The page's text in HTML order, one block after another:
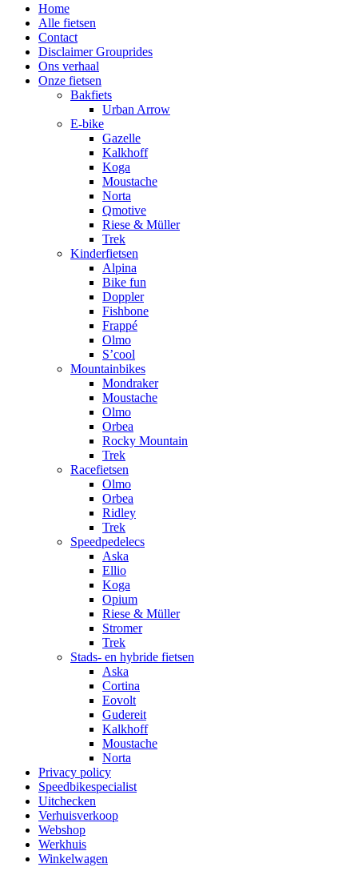
Home
Alle fietsen
Contact
Disclaimer Grouprides
Ons verhaal
Onze fietsen
Bakfiets
Urban Arrow
E-bike
Gazelle
Kalkhoff
Koga
Moustache
Norta
Qmotive
Riese & Müller
Trek
Kinderfietsen
Alpina
Bike fun
Doppler
Fishbone
Frappé
Olmo
S’cool
Mountainbikes
Mondraker
Moustache
Olmo
Orbea
Rocky Mountain
Trek
Racefietsen
Olmo
Orbea
Ridley
Trek
Speedpedelecs
Aska
Ellio
Koga
Opium
Riese & Müller
Stromer
Trek
Stads- en hybride fietsen
Aska
Cortina
Eovolt
Gudereit
Kalkhoff
Moustache
Norta
Privacy policy
Speedbikespecialist
Uitchecken
Verhuisverkoop
Webshop
Werkhuis
Winkelwagen